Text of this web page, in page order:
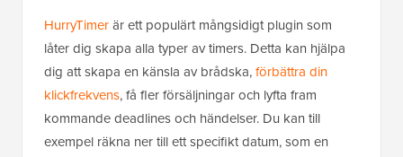
HurryTimerär ett populärt mångsidigt plugin som
låter dig skapa alla typer av timers. Detta kan hjälpa
dig att skapa en känsla av brådska,förbättra din
klickfrekvens, få fler försäljningar och lyfta fram
kommande deadlines och händelser. Du kan till
exempel räkna ner till ett specifikt datum, som en